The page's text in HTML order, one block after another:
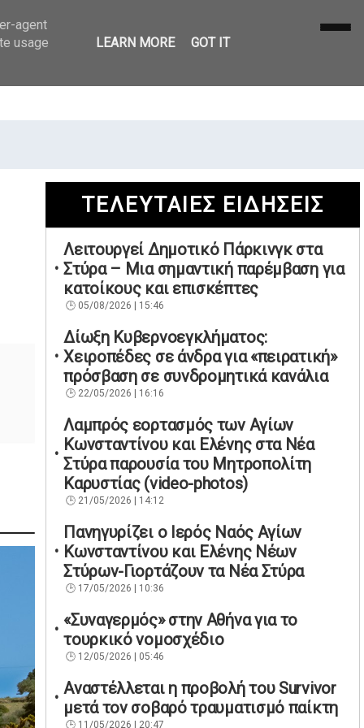
ΤΕΛΕΥΤΑΙΕΣ ΕΙΔΗΣΕΙΣ
Λειτουργεί Δημοτικό Πάρκινγκ στα
Στύρα – Μια σημαντική παρέμβαση για
κατοίκους και επισκέπτες
05/08/2026 | 15:46
Δίωξη Κυβερνοεγκλήματος:
Χειροπέδες σε άνδρα για «πειρατική»
πρόσβαση σε συνδρομητικά κανάλια
22/05/2026 | 16:16
Λαμπρός εορτασμός των Αγίων
Κωνσταντίνου και Ελένης στα Νέα
Στύρα παρουσία του Μητροπολίτη
Καρυστίας (video-photos)
21/05/2026 | 14:12
Πανηγυρίζει ο Ιερός Ναός Αγίων
Κωνσταντίνου και Ελένης Νέων
Στύρων-Γιορτάζουν τα Νέα Στύρα
17/05/2026 | 10:36
«Συναγερμός» στην Αθήνα για το
τουρκικό νομοσχέδιο
12/05/2026 | 05:46
Αναστέλλεται η προβολή του Survivor
μετά τον σοβαρό τραυματισμό παίκτη
11/05/2026 | 20:47
agent
usage
LEARN MORE GOT IT